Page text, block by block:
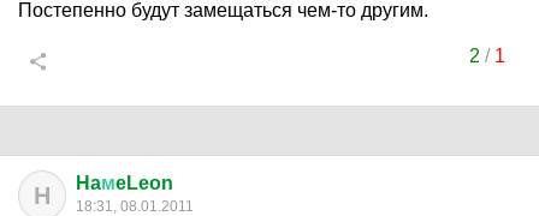
Постепенно будут замещаться чем-то другим.
2 / 1
H HaмeLeon
18:31, 08.01.2011